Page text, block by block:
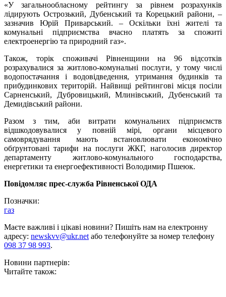
«У загальнообласному рейтингу за рівнем розрахунків
лідирують Острозький, Дубенський та Корецький райони, –
зазначив Юрій Приварський. – Оскільки їхні жителі та
комунальні підприємства вчасно платять за спожиті
електроенергію та природний газ».
Також, торік споживачі Рівненщини на 96 відсотків
розрахувалися за житлово-комунальні послуги, у тому числі
водопостачання і водовідведення, утримання будинків та
прибудинкових територій. Найвищі рейтингові місця посіли
Сарненський, Дубровицький, Млинівський, Дубенський та
Демидівський райони.
Разом з тим, аби витрати комунальних підприємств
відшкодовувалися у повній мірі, органи місцевого
самоврядування мають встановлювати економічно
обґрунтовані тарифи на послуги ЖКГ, наголосив директор
департаменту житлово-комунального господарства,
енергетики та енергоефективності Володимир Пшеюк.
Повідомляє прес-служба Рівненської ОДА
Позначки:
газ
Маєте важливі і цікаві новини? Пишіть нам на електронну
адресу: newskvv@ukr.netабо телефонуйте за номер телефону
098 37 98 993.
Новини партнерів:
Читайте також: